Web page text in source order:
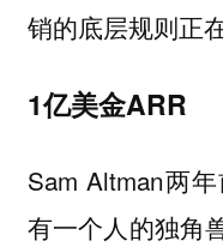
销的底层规则正
1亿美金ARR
Sam Altman两
有一个人的独角